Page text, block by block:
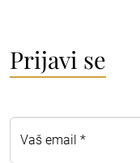
Prijavi se
Vaš email *